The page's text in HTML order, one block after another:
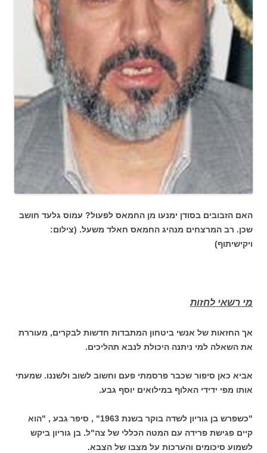
האם הזבובים בסודן ימנעו מן החמאס לפעול? עמוס גלעד חושב
שכן. רב המרצחים מנהיג החמאס חאלד משעל. (צילום:
ויקישיתוף)
מי רשאי לחזות
אך החזאות של אנשי ביטחון המתבדות חדשות לבקרים, מעוררת
את השאלה למי ניתנה היכולת לנבא תהליכים.
אביא כאן סיפור שכבר פרסמתי פעם וחשוב לשוב ולשננו. שמעתי
אותו מפי ידידי האלוף במילואים יוסף גבע.
"כשפרש בן גוריון לשדה בוקר בשנת 1963" , סיפר גבע , "הוא
קיים פגישת פרידה עם המטה הכללי של צה"ל. בן גוריון ביקש
לשמוע סיכומים והערכות על מצבו של הצבא.